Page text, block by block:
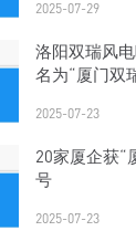
2025-07-29
洛阳双瑞风
名为“厦门双
2025-07-23
20家厦企获“
号
2025-07-23